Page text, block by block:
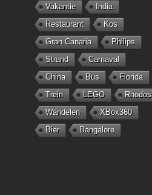
Vakantie
India
Restaurant
Kos
Gran Canaria
Philips
Strand
Carnaval
China
Bus
Florida
Trein
LEGO
Rhodos
Wandelen
XBox360
Bier
Bangalore